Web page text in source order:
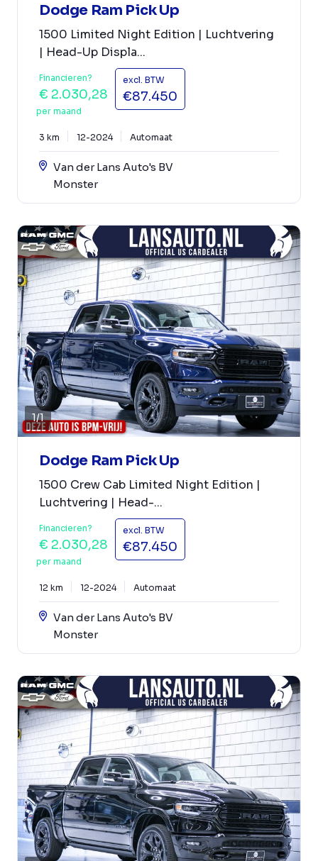
Dodge Ram Pick Up
1500 Limited Night Edition | Luchtvering
| Head-Up Displa...
Financieren?
€ 2.030,28
per maand
excl. BTW
€87.450
3 km 12-2024 Automaat
Van der Lans Auto's BV
Monster
1/1
Dodge Ram Pick Up
1500 Crew Cab Limited Night Edition |
Luchtvering | Head-...
Financieren?
€ 2.030,28
per maand
excl. BTW
€87.450
12 km 12-2024 Automaat
Van der Lans Auto's BV
Monster